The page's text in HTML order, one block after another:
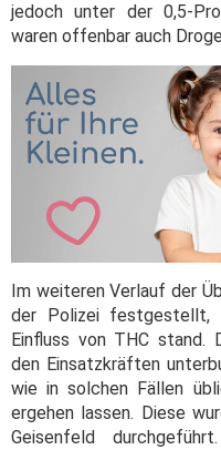
jedoch unter der 0,5-
waren offenbar auch
Im weiteren Verlauf der
der Polizei festgestellt,
Einfluss von THC stand.
den Einsatzkräften
wie in solchen Fällen
ergehen lassen. Diese
Geisenfeld